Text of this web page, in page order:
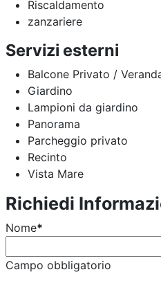
Riscaldamento
zanzariere
Servizi esterni
Balcone Privato /
Giardino
Lampioni da giardino
Panorama
Parcheggio privato
Recinto
Vista Mare
Richiedi
Nome*
Campo obbligatorio